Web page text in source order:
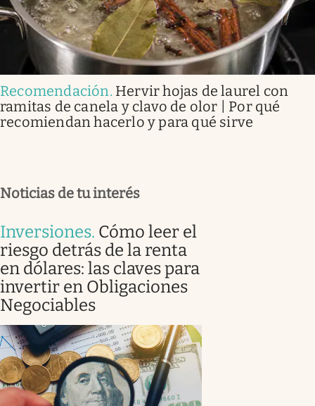
Recomendación. Hervir hojas de laurel con
ramitas de canela y clavo de olor | Por qué
recomiendan hacerlo y para qué sirve
Noticias de tu interés
Inversiones. Cómo leer el
riesgo detrás de la renta
en dólares: las claves para
invertir en Obligaciones
Negociables